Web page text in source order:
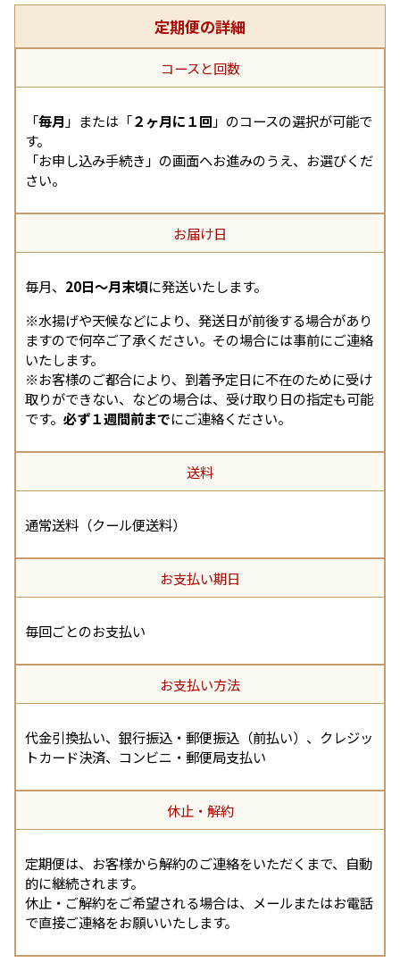
定期便の詳細
コースと回数
「毎月 」または「２ヶ月に１回 」のコースの選択が可能で
す。
「お申し込み手続き」の画面へお進みのうえ、お選びくだ
さい。
お届け日
毎月、 20日〜月末頃に発送いたします。
※水揚げや天候などにより、発送日が前後する場合があり
ますので何卒ご了承ください。その場合には事前にご連絡
いたします。
※お客様のご都合により、到着予定日に不在のために受け
取りができない、などの場合は、受け取り日の指定も可能
です。 必ず１週間前までにご連絡ください。
送料
通常送料（クール便送料）
お支払い期日
毎回ごとのお支払い
お支払い方法
代金引換払い、銀行振込・郵便振込（前払い）、クレジッ
トカード決済、コンビニ・郵便局支払い
休止・解約
定期便は、お客様から解約のご連絡をいただくまで、自動
的に継続されます。
休止・ご解約をご希望される場合は、メールまたはお電話
で直接ご連絡をお願いいたします。